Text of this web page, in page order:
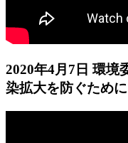
2020年4月7日 環境
染拡大を防ぐため